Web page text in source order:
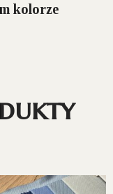
kolorze